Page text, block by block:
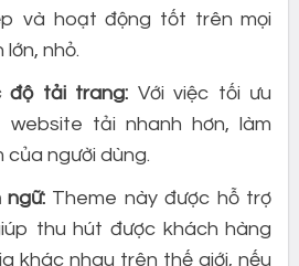
và hoạt động tốt trên mọi
nhỏ.
độ tải trang: Với việc tối ưu
tải nhanh hơn, làm
của người dùng.
ngữ: Theme này được hỗ trợ
thu hút được khách hàng
khác nhau trên thế giới, nếu